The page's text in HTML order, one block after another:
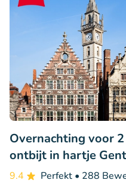
Overnachting voor
ontbijt in hartje Gent
9.4 Perfekt • 288